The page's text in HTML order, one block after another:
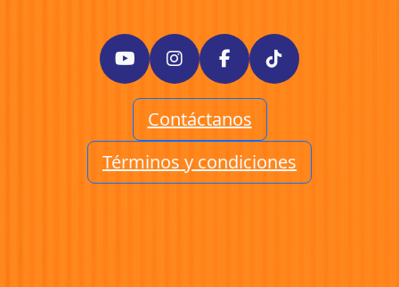
Contáctanos
Términos y condiciones